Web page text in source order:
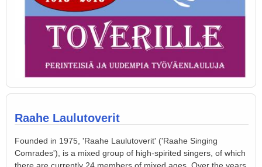
Raahe Laulutoverit
Founded in 1975, 'Raahe Laulutoverit' ('Raahe Singing
Comrades'), is a mixed group of high-spirited singers, of which
there are currently 24 members of mixed ages. Over the years,